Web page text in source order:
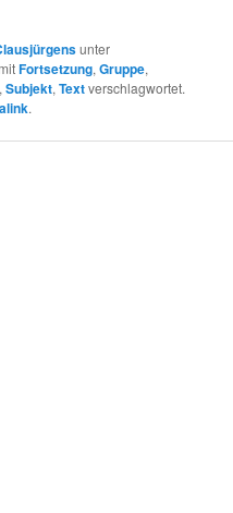
unter
Fortsetzung,Gruppe,
,Subjekt,Textverschlagwortet.
.